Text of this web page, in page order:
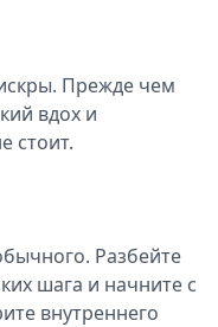
Прежде чем
вдох и
стоит.
Разбейте
шага и начните с
внутреннего